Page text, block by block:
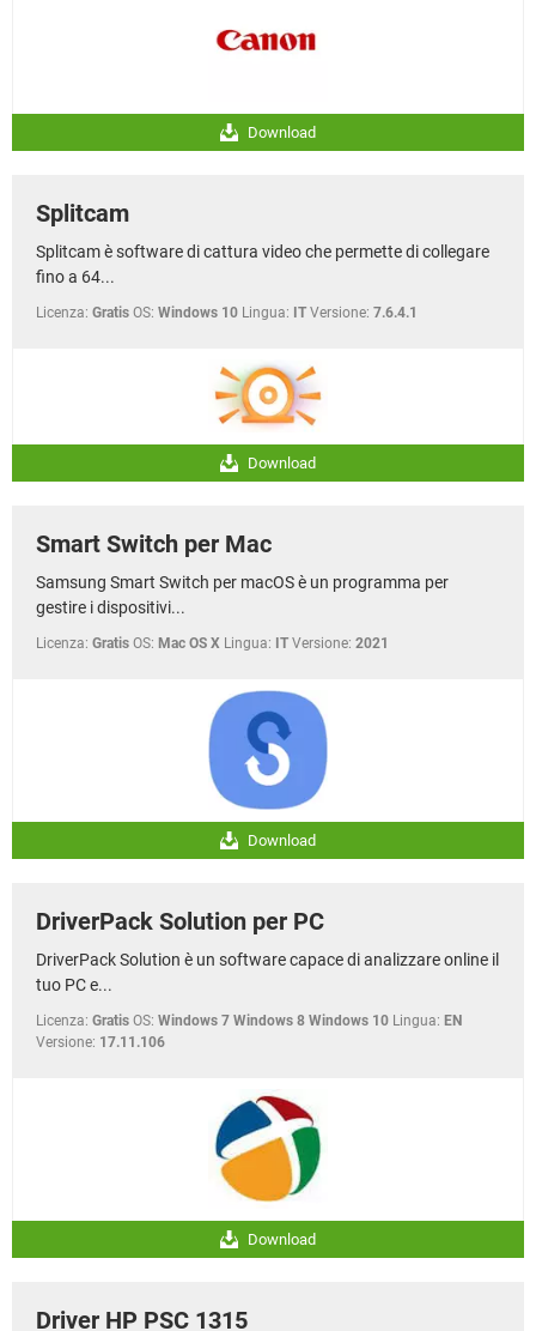
Download
Splitcam
Splitcam è software di cattura video che permette di collegare
fino a 64...
Licenza: Gratis OS: Windows 10 Lingua: IT Versione: 7.6.4.1
Download
Smart Switch per Mac
Samsung Smart Switch per macOS è un programma per
gestire i dispositivi...
Licenza: Gratis OS: Mac OS X Lingua: IT Versione: 2021
Download
DriverPack Solution per PC
DriverPack Solution è un software capace di analizzare online il
tuo PC e...
Licenza: Gratis OS: Windows 7 Windows 8 Windows 10 Lingua: EN
Versione: 17.11.106
Download
Driver HP PSC 1315